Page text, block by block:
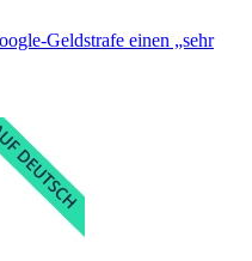
Geldstrafe einen „sehr